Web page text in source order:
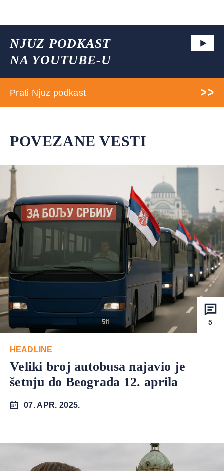
NJUZ PODKAST
NA YOUTUBE-U
Prati Njuz podkast
POVEZANE VESTI
5
HEADLINE
Veliki broj autobusa najavio je
šetnju do Beograda 12. aprila
07. APR. 2025.